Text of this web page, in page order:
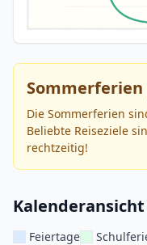
Die Sommerferien
Beliebte Reiseziele
rechtzeitig!
Feiertage